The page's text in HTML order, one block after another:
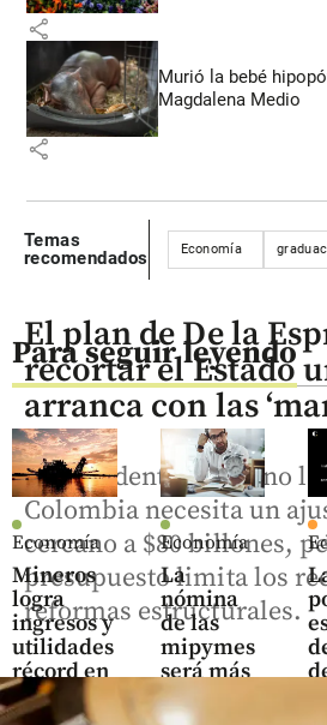
share
Murió la bebé
Magdalena Medio
share
Temas
recomendados
Economía
Para seguir leyendo
Economía
Mineros
logra
ingresos y
utilidades
récord en
el primer
semestre
Economía
La
nómina
de las
mipymes
será más
costosa:
estas son
El plan de De la
recortar el Estado
arranca con las
El presidente electo no
Colombia necesita un
cercano a $80 billones,
presupuesto limita los
reformas estructurales.